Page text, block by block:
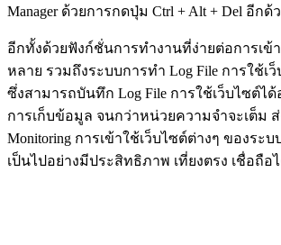
Manager ด้วยการกดปุ่ม Ctrl + Alt + Del อีกด้
อีกทั้งด้วยฟังก์ชั่นการทำงานที่ง่ายต่อการเข้
หลาย รวมถึงระบบการทำ Log File การใช้เ
ซึ่งสามารถบันทึก Log File การใช้เว็บไซต์ไ
การเก็บข้อมูล จนกว่าหน่วยความจำจะเต็ม
Monitoring การเข้าใช้เว็บไซต์ต่างๆ ของระ
เป็นไปอย่างมีประสิทธิภาพ เที่ยงตรง เชื่อถือไ